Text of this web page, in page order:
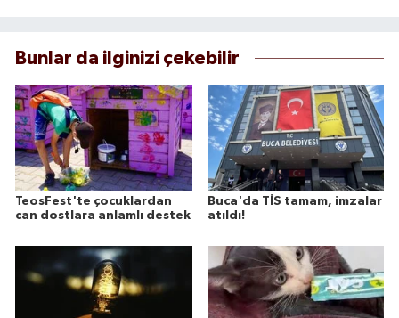
Bunlar da ilginizi çekebilir
TeosFest'te çocuklardan
can dostlara anlamlı destek
Buca'da TİS tamam, imzalar
atıldı!